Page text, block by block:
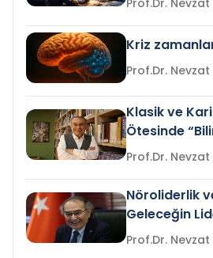
Kriz
Klasik ve
Ötesinde
Nöroliderlik
Geleceğin